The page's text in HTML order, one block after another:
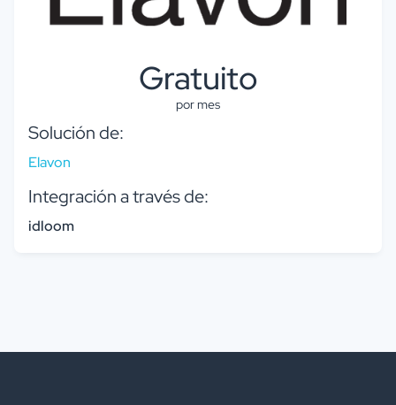
Gratuito
por mes
Solución de:
Elavon
Integración a través de:
idloom